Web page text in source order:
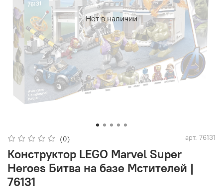
Нет в наличии
(0) арт. 76131
Конструктор LEGO Marvel Super
Heroes Битва на базе Мстителей |
76131